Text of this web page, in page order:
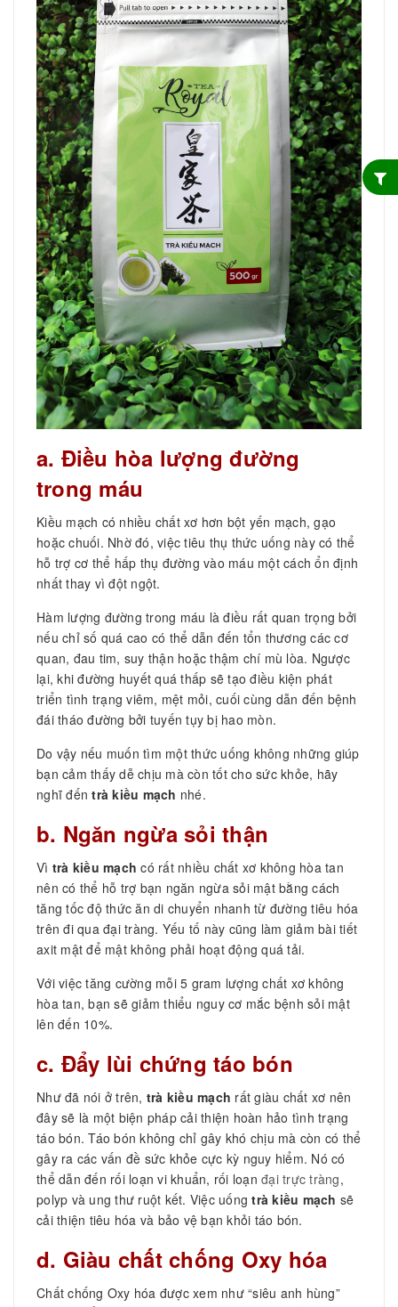
a. Điều hòa lượng đường
trong máu
Kiều mạch có nhiều chất xơ hơn bột yến mạch, gạo
hoặc chuối. Nhờ đó, việc tiêu thụ thức uống này có thể
hỗ trợ cơ thể hấp thụ đường vào máu một cách ổn định
nhất thay vì đột ngột.
Hàm lượng đường trong máu là điều rất quan trọng bởi
nếu chỉ số quá cao có thể dẫn đến tổn thương các cơ
quan, đau tim, suy thận hoặc thậm chí mù lòa. Ngược
lại, khi đường huyết quá thấp sẽ tạo điều kiện phát
triển tình trạng viêm, mệt mỏi, cuối cùng dẫn đến bệnh
đái tháo đường bởi tuyến tụy bị hao mòn.
Do vậy nếu muốn tìm một thức uống không những giúp
bạn cảm thấy dễ chịu mà còn tốt cho sức khỏe, hãy
nghĩ đếntrà kiều mạch nhé.
b. Ngăn ngừa sỏi thận
Vì trà kiều mạch có rất nhiều chất xơ không hòa tan
nên có thể hỗ trợ bạn ngăn ngừa sỏi mật bằng cách
tăng tốc độ thức ăn di chuyển nhanh từ đường tiêu hóa
trên đi qua đại tràng. Yếu tố này cũng làm giảm bài tiết
axit mật để mật không phải hoạt động quá tải.
Với việc tăng cường mỗi 5 gram lượng chất xơ không
hòa tan, bạn sẽ giảm thiểu nguy cơ mắc bệnh sỏi mật
lên đến 10%.
c. Đẩy lùi chứng táo bón
Như đã nói ở trên, trà kiều mạch rất giàu chất xơ nên
đây sẽ là một biện pháp cải thiện hoàn hảo tình trạng
táo bón. Táo bón không chỉ gây khó chịu mà còn có thể
gây ra các vấn đề sức khỏe cực kỳ nguy hiểm. Nó có
thể dẫn đến rối loạn vi khuẩn, rối loạn đại trực tràng,
polyp và ung thư ruột kết. Việc uốngtrà kiều mạch sẽ
cải thiện tiêu hóa và bảo vệ bạn khỏi táo bón.
d. Giàu chất chống Oxy hóa
Chất chống Oxy hóa được xem như “siêu anh hùng”